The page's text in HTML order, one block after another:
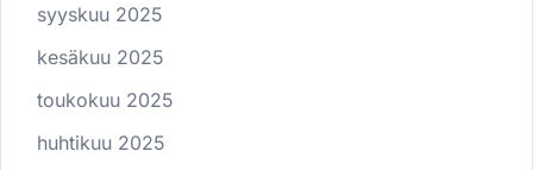
syyskuu 2025
kesäkuu 2025
toukokuu 2025
huhtikuu 2025